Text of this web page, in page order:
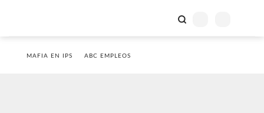
MAFIA EN IPS ABC EMPLEOS